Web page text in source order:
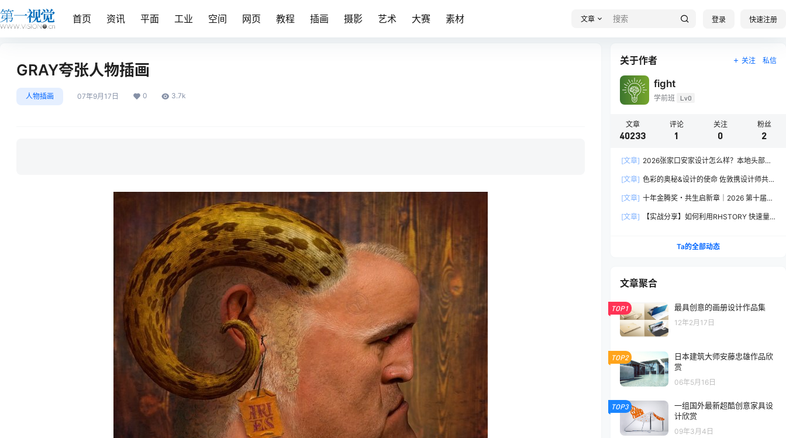
首页 资讯 平面 工业 空间 网页 教程 插画 摄影 艺术 大赛 素材 文章 登录 快速注册
GRAY夸张人物插画
人物插画 07年9月17日 0 3.7k
关于作者 关注 私信
fight
学前班 Lv0
文章
40233
评论
1
关注
0
粉丝
2
[文章] 2026张家口安家设计怎么样？本地头部全
[文章] 色彩的奥秘&设计的使命 佐敦携设计师共探
[文章] 十年金腾奖・共生启新章｜2026 第十届金
[文章]
【实战分享】如何利用RHSTORY 快速量
Ta的全部动态
文章聚合
TOP1 最具创意的画册设计作品集
12年2月17日
TOP2
日本建筑大师安藤忠雄作品欣
赏
06年5月16日
TOP3
一组国外最新超酷创意家具设
计欣赏
09年3月4日